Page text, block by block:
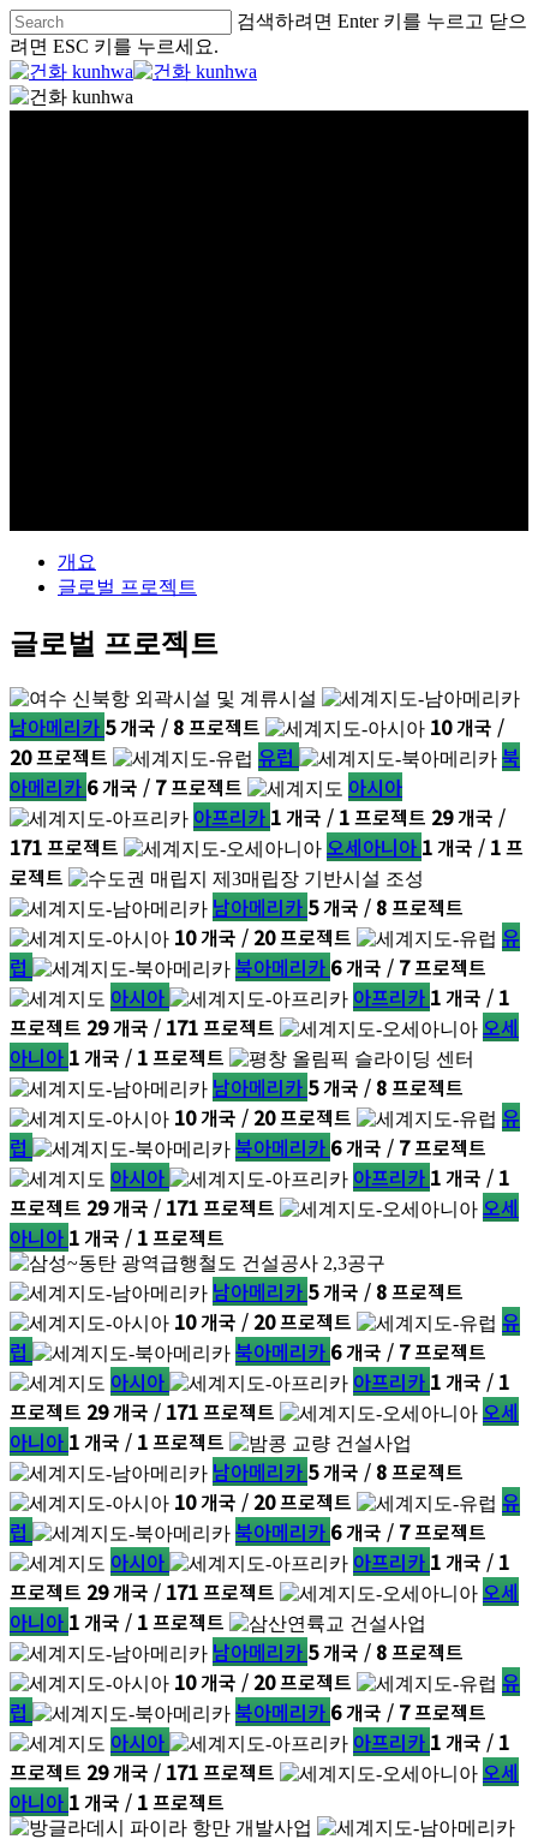
검색하려면 Enter 키를 누르고 닫으
려면 ESC 키를 누르세요.
개요
글로벌 프로젝트
글로벌 프로젝트
남아메리카 5개국 / 8프로젝트 10개국 /
20프로젝트 유럽
북
아메리카 6개국 / 7프로젝트
아시아
아프리카 1개국 / 1프로젝트 29개국 /
171프로젝트 오세아니아 1개국 / 1프
로젝트
남아메리카 5개국 / 8프로젝트
10개국 / 20프로젝트
유
럽
북아메리카 6개국 / 7프로젝트
아시아
아프리카 1개국 / 1
프로젝트 29개국 / 171프로젝트
오세
아니아 1개국 / 1프로젝트
남아메리카 5개국 / 8프로젝트
10개국 / 20프로젝트
유
럽
북아메리카 6개국 / 7프로젝트
아시아
아프리카 1개국 / 1
프로젝트 29개국 / 171프로젝트
오세
아니아 1개국 / 1프로젝트
남아메리카 5개국 / 8프로젝트
10개국 / 20프로젝트
유
럽
북아메리카 6개국 / 7프로젝트
아시아
아프리카 1개국 / 1
프로젝트 29개국 / 171프로젝트
오세
아니아 1개국 / 1프로젝트
남아메리카 5개국 / 8프로젝트
10개국 / 20프로젝트
유
럽
북아메리카 6개국 / 7프로젝트
아시아
아프리카 1개국 / 1
프로젝트 29개국 / 171프로젝트
오세
아니아 1개국 / 1프로젝트
남아메리카 5개국 / 8프로젝트
10개국 / 20프로젝트
유
럽
북아메리카 6개국 / 7프로젝트
아시아
아프리카 1개국 / 1
프로젝트 29개국 / 171프로젝트
오세
아니아 1개국 / 1프로젝트